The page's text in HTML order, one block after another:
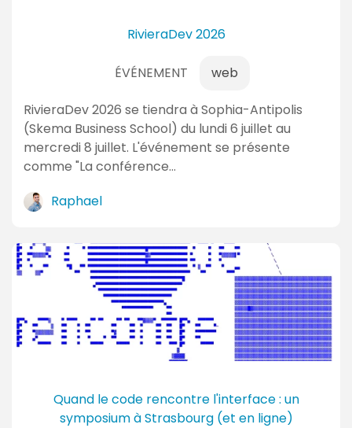
RivieraDev 2026
ÉVÉNEMENT web
RivieraDev 2026 se tiendra à Sophia-Antipolis
(Skema Business School) du lundi 6 juillet au
mercredi 8 juillet. L'événement se présente
comme "La conférence…
Raphael
Quand le code rencontre l'interface : un
symposium à Strasbourg (et en ligne)